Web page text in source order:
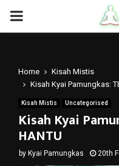
PRIMARY
Home
Kisah Mistis
Kisah Kyai Pamungkas:
Kisah Mistis Uncategorised
Kisah Kyai
HANTU
by Kyai Pamungkas 20th